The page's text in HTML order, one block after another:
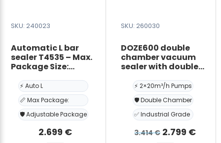
SKU: 240023
Automatic L bar
sealer T4535 – Max.
Package Size:
Min package size:
L:100mm, W: 50mm,
H: no limit
⚡ Auto L
📏 Max Package:
🛡️ Adjustable Package
2.699 €
SKU: 260030
DOZE600 double
chamber vacuum
sealer with double
pumps 2×20m³/h
⚡ 2×20m³/h Pumps
🛡️ Double Chamber
✅ Industrial Grade
3.414€ Den
2.799 €Den